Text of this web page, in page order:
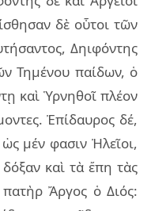
δὲ οὗ­τοι τῶν
Δηι­φόν­της
Τημέ­νου παί­δων, ὁ
καὶ Ὑρνη­θοῖ πλέ­ον
Ἐπί­δαυ­ρος δέ,
μέν φα­σιν Ἠλεῖ­οι,
καὶ τὰ ἔπη τὰς
Ἄργος ὁ Διός: